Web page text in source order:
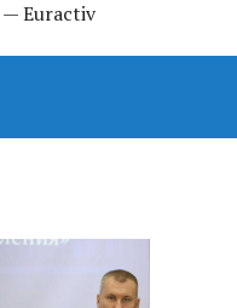
— Euractiv